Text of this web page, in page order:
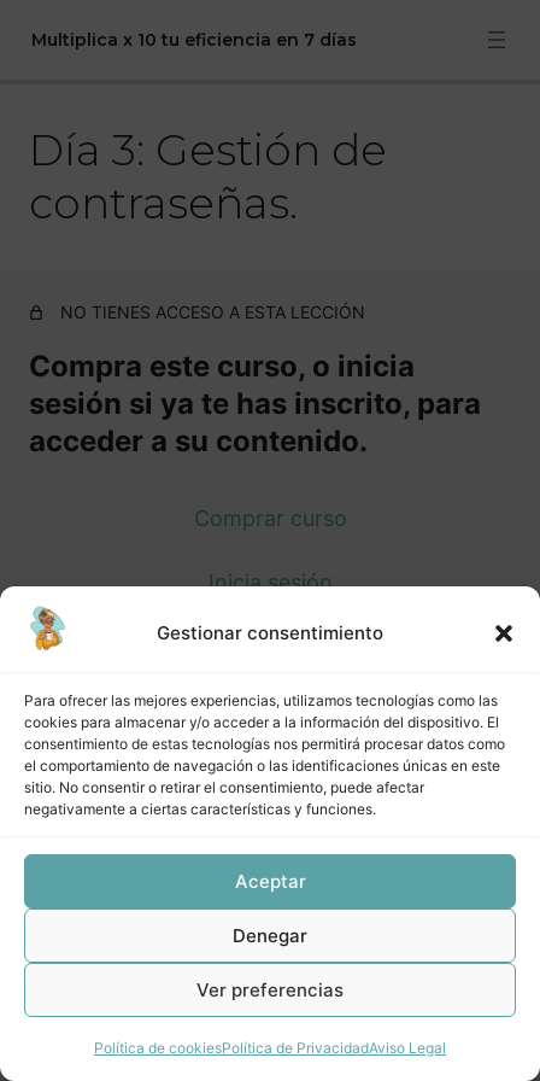
Gestionar consentimiento
Para ofrecer las mejores experiencias, utilizamos tecnologías como las
cookies para almacenar y/o acceder a la información del dispositivo. El
consentimiento de estas tecnologías nos permitirá procesar datos como
el comportamiento de navegación o las identificaciones únicas en este
sitio. No consentir o retirar el consentimiento, puede afectar
negativamente a ciertas características y funciones.
Aceptar
Denegar
Ver preferencias
Política de cookiesPolítica de PrivacidadAviso Legal
Multiplica x 10 tu eficiencia en 7 días
Día 1: Las bases: Misión, visión y valores.
Día 2: Gestión del correo electrónico.
Día 6: Gestión de clientes con Google Drive.
Día 7: Marcadores.
Día 3: Gestión de
contraseñas.
NO TIENES ACCESO A ESTA LECCIÓN
Compra este curso, o inicia
sesión si ya te has inscrito, para
acceder a su contenido.
Comprar curso
Inicia sesión
Anterior Siguiente